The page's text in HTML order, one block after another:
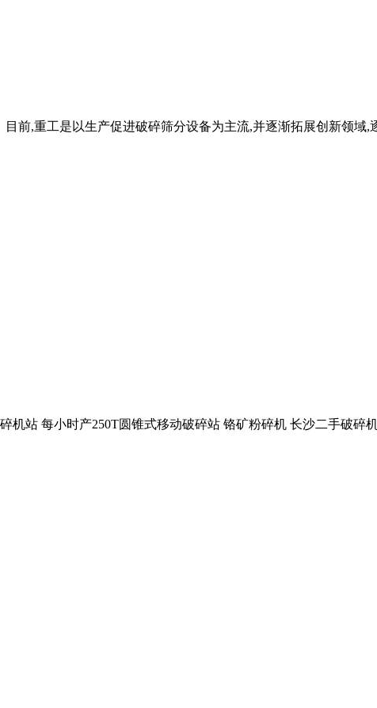
前,重工是以生产促进破碎筛分设备为主流,并逐渐拓展创新领域
机站 每小时产250T圆锥式移动破碎站 铬矿粉碎机 长沙二手破碎